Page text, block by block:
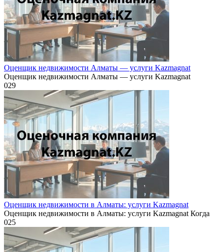
Оценщик недвижимости Алматы — услуги Kazmagnat
Оценщик недвижимости Алматы — услуги Kazmagnat
029
Оценщик недвижимости в Алматы: услуги Kazmagnat
Оценщик недвижимости в Алматы: услуги Kazmagnat Когда
025